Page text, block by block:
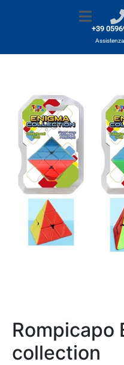
+39
Prodotti
Rompicapo
collection